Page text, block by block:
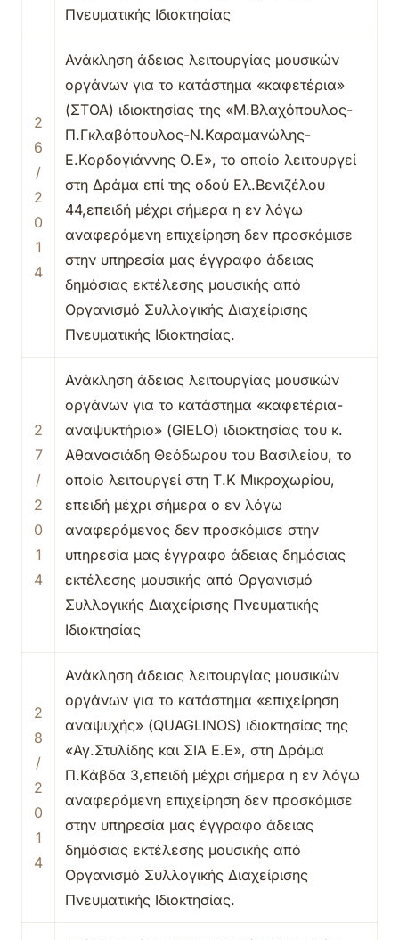
Πνευματικής Ιδιοκτησίας
2
6
/
2
0
1
4
Ανάκληση άδειας λειτουργίας μουσικών
οργάνων για το κατάστημα «καφετέρια»
(ΣΤΟΑ) ιδιοκτησίας της «Μ.Βλαχόπουλος-
Π.Γκλαβόπουλος-Ν.Καραμανώλης-
Ε.Κορδογιάννης Ο.Ε», το οποίο λειτουργεί
στη Δράμα επί της οδού Ελ.Βενιζέλου
44,επειδή μέχρι σήμερα η εν λόγω
αναφερόμενη επιχείρηση δεν προσκόμισε
στην υπηρεσία μας έγγραφο άδειας
δημόσιας εκτέλεσης μουσικής από
Οργανισμό Συλλογικής Διαχείρισης
Πνευματικής Ιδιοκτησίας.
2
7
/
2
0
1
4
Ανάκληση άδειας λειτουργίας μουσικών
οργάνων για το κατάστημα «καφετέρια-
αναψυκτήριο» (GIELO) ιδιοκτησίας του κ.
Αθανασιάδη Θεόδωρου του Βασιλείου, το
οποίο λειτουργεί στη Τ.Κ Μικροχωρίου,
επειδή μέχρι σήμερα ο εν λόγω
αναφερόμενος δεν προσκόμισε στην
υπηρεσία μας έγγραφο άδειας δημόσιας
εκτέλεσης μουσικής από Οργανισμό
Συλλογικής Διαχείρισης Πνευματικής
Ιδιοκτησίας
2
8
/
2
0
1
4
Ανάκληση άδειας λειτουργίας μουσικών
οργάνων για το κατάστημα «επιχείρηση
αναψυχής» (QUAGLINOS) ιδιοκτησίας της
«Αγ.Στυλίδης και ΣΙΑ Ε.Ε», στη Δράμα
Π.Κάβδα 3,επειδή μέχρι σήμερα η εν λόγω
αναφερόμενη επιχείρηση δεν προσκόμισε
στην υπηρεσία μας έγγραφο άδειας
δημόσιας εκτέλεσης μουσικής από
Οργανισμό Συλλογικής Διαχείρισης
Πνευματικής Ιδιοκτησίας.